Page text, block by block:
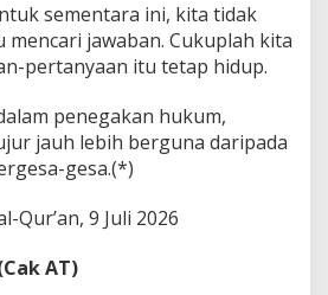
sementara ini, kita tidak
jawaban. Cukuplah kita
pertanyaan itu tetap hidup.
penegakan hukum,
jauh lebih berguna daripada
gesa.(*)
Qur’an, 9 Juli 2026
AT)